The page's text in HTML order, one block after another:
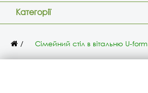
Категорії
Сімейний стіл в вітальню U-form